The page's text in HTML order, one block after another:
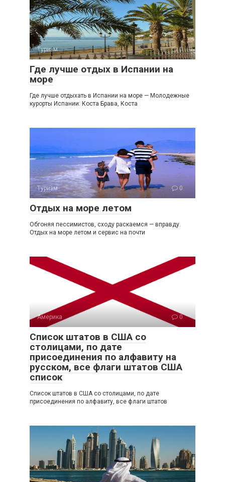
Туризм 0
Где лучше отдых в Испании на
море
Где лучше отдыхать в Испании на море — Молодежные
курорты Испании: Коста Брава, Коста
Туризм 0
Отдых на море летом
Обгоняя пессимистов, сходу раскаемся — вправду.
Отдых на море летом и сервис на почти
Америка 0
Список штатов в США со
столицами, по дате
присоединения по алфавиту на
русском, все флаги штатов США
список
Список штатов в США со столицами, по дате
присоединения по алфавиту, все флаги штатов